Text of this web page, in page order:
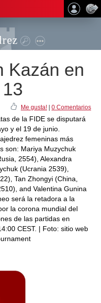
Kazán en
Me gusta! 0 Comentarios
de la FIDE se disputará
y el 19 de junio.
femeninas más
son: Mariya Muzychuk
2554), Alexandra
(Ucrania 2539),
Tan Zhongyi (China,
and Valentina Gunina
será la retadora a la
la corona mundial del
de las partidas en
CEST. | Foto: sitio web